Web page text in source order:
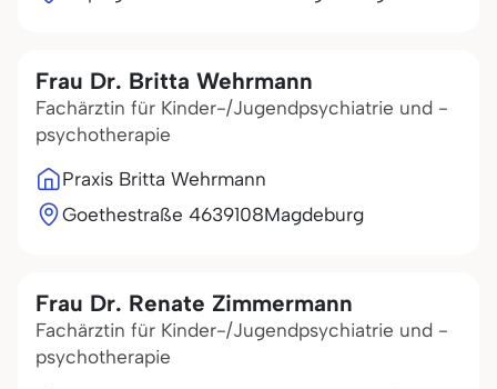
Frau Dr. Britta Wehrmann
Fachärztin für Kinder-/Jugendpsychiatrie und -
psychotherapie
Praxis Britta Wehrmann
Goethestraße 4639108Magdeburg
Frau Dr. Renate Zimmermann
Fachärztin für Kinder-/Jugendpsychiatrie und -
psychotherapie